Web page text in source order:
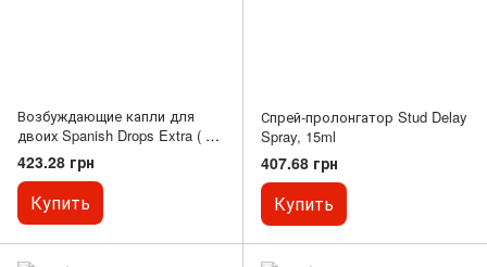
Возбуждающие капли для
двоих Spanish Drops Extra ( 30
ml )
423.28 грн
Купить
Спрей-пролонгатор Stud Delay
Spray, 15ml
407.68 грн
Купить